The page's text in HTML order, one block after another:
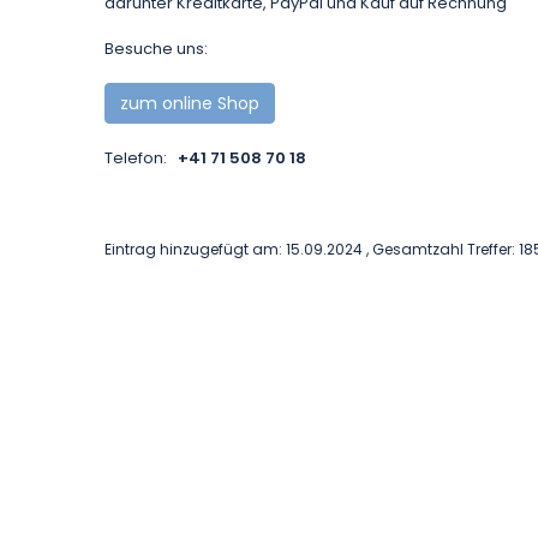
Besuche uns:
zum online Shop
Telefon: +41 71 508 70 18
Eintrag hinzugefügt am: 15.09.2024 , Gesamtzahl Treffer: